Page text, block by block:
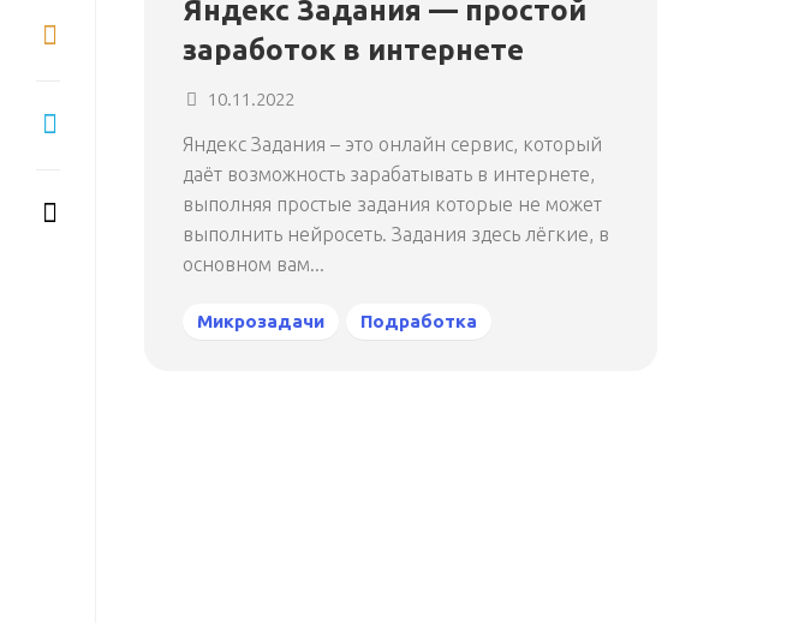
Яндекс Задания — простой
заработок в интернете
10.11.2022
Яндекс Задания – это онлайн сервис, который
даёт возможность зарабатывать в интернете,
выполняя простые задания которые не может
выполнить нейросеть. Задания здесь лёгкие, в
основном вам...
Микрозадачи Подработка